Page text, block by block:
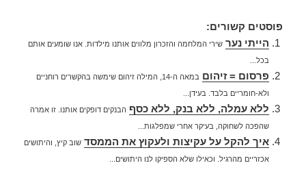
פוסטים קשורים:
הייתי נער שירי המלחמה והזכרון מלווים אותנו מילדות. אנו שומעים אותם
בכל...
פרסום = זיהום
במאה ה-14, המילה זיהום שימשה בהקשרים רוחניים
ולא-חומריים בלבד. בעידן...
ללא עמלה, ללא בנק, ללא כסף הבנקים דופקים אותנו. זו אמרה
שהפכה לשחוקה, בעיקר אחרי שמפלגות...
איך להקל על עקיצות ולעקוץ את הממסד שוב קיץ, והיתושים
אכזריים מהרגיל. וכאילו שלא הספיקו לנו היתושים...